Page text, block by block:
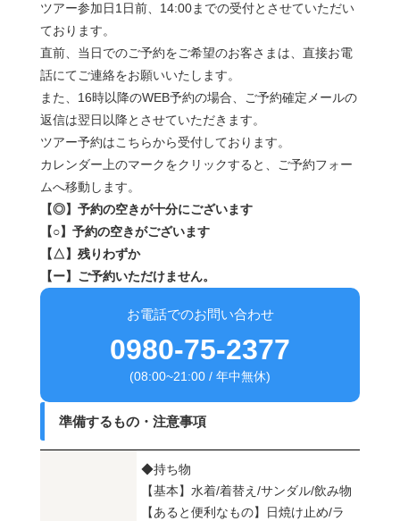
ツアー参加日1日前、14:00までの受付とさせていただい
ております。
直前、当日でのご予約をご希望のお客さまは、直接お電
話にてご連絡をお願いいたします。
また、16時以降のWEB予約の場合、ご予約確定メールの
返信は翌日以降とさせていただきます。
ツアー予約はこちらから受付しております。
カレンダー上のマークをクリックすると、ご予約フォー
ムへ移動します。
【◎】予約の空きが十分にございます
【○】予約の空きがございます
【△】残りわずか
【ー】ご予約いただけません。
お電話でのお問い合わせ
0980-75-2377
(08:00~21:00 / 年中無休)
準備するもの・注意事項
◆持ち物
【基本】水着/着替え/サンダル/飲み物
【あると便利なもの】日焼け止め/ラ